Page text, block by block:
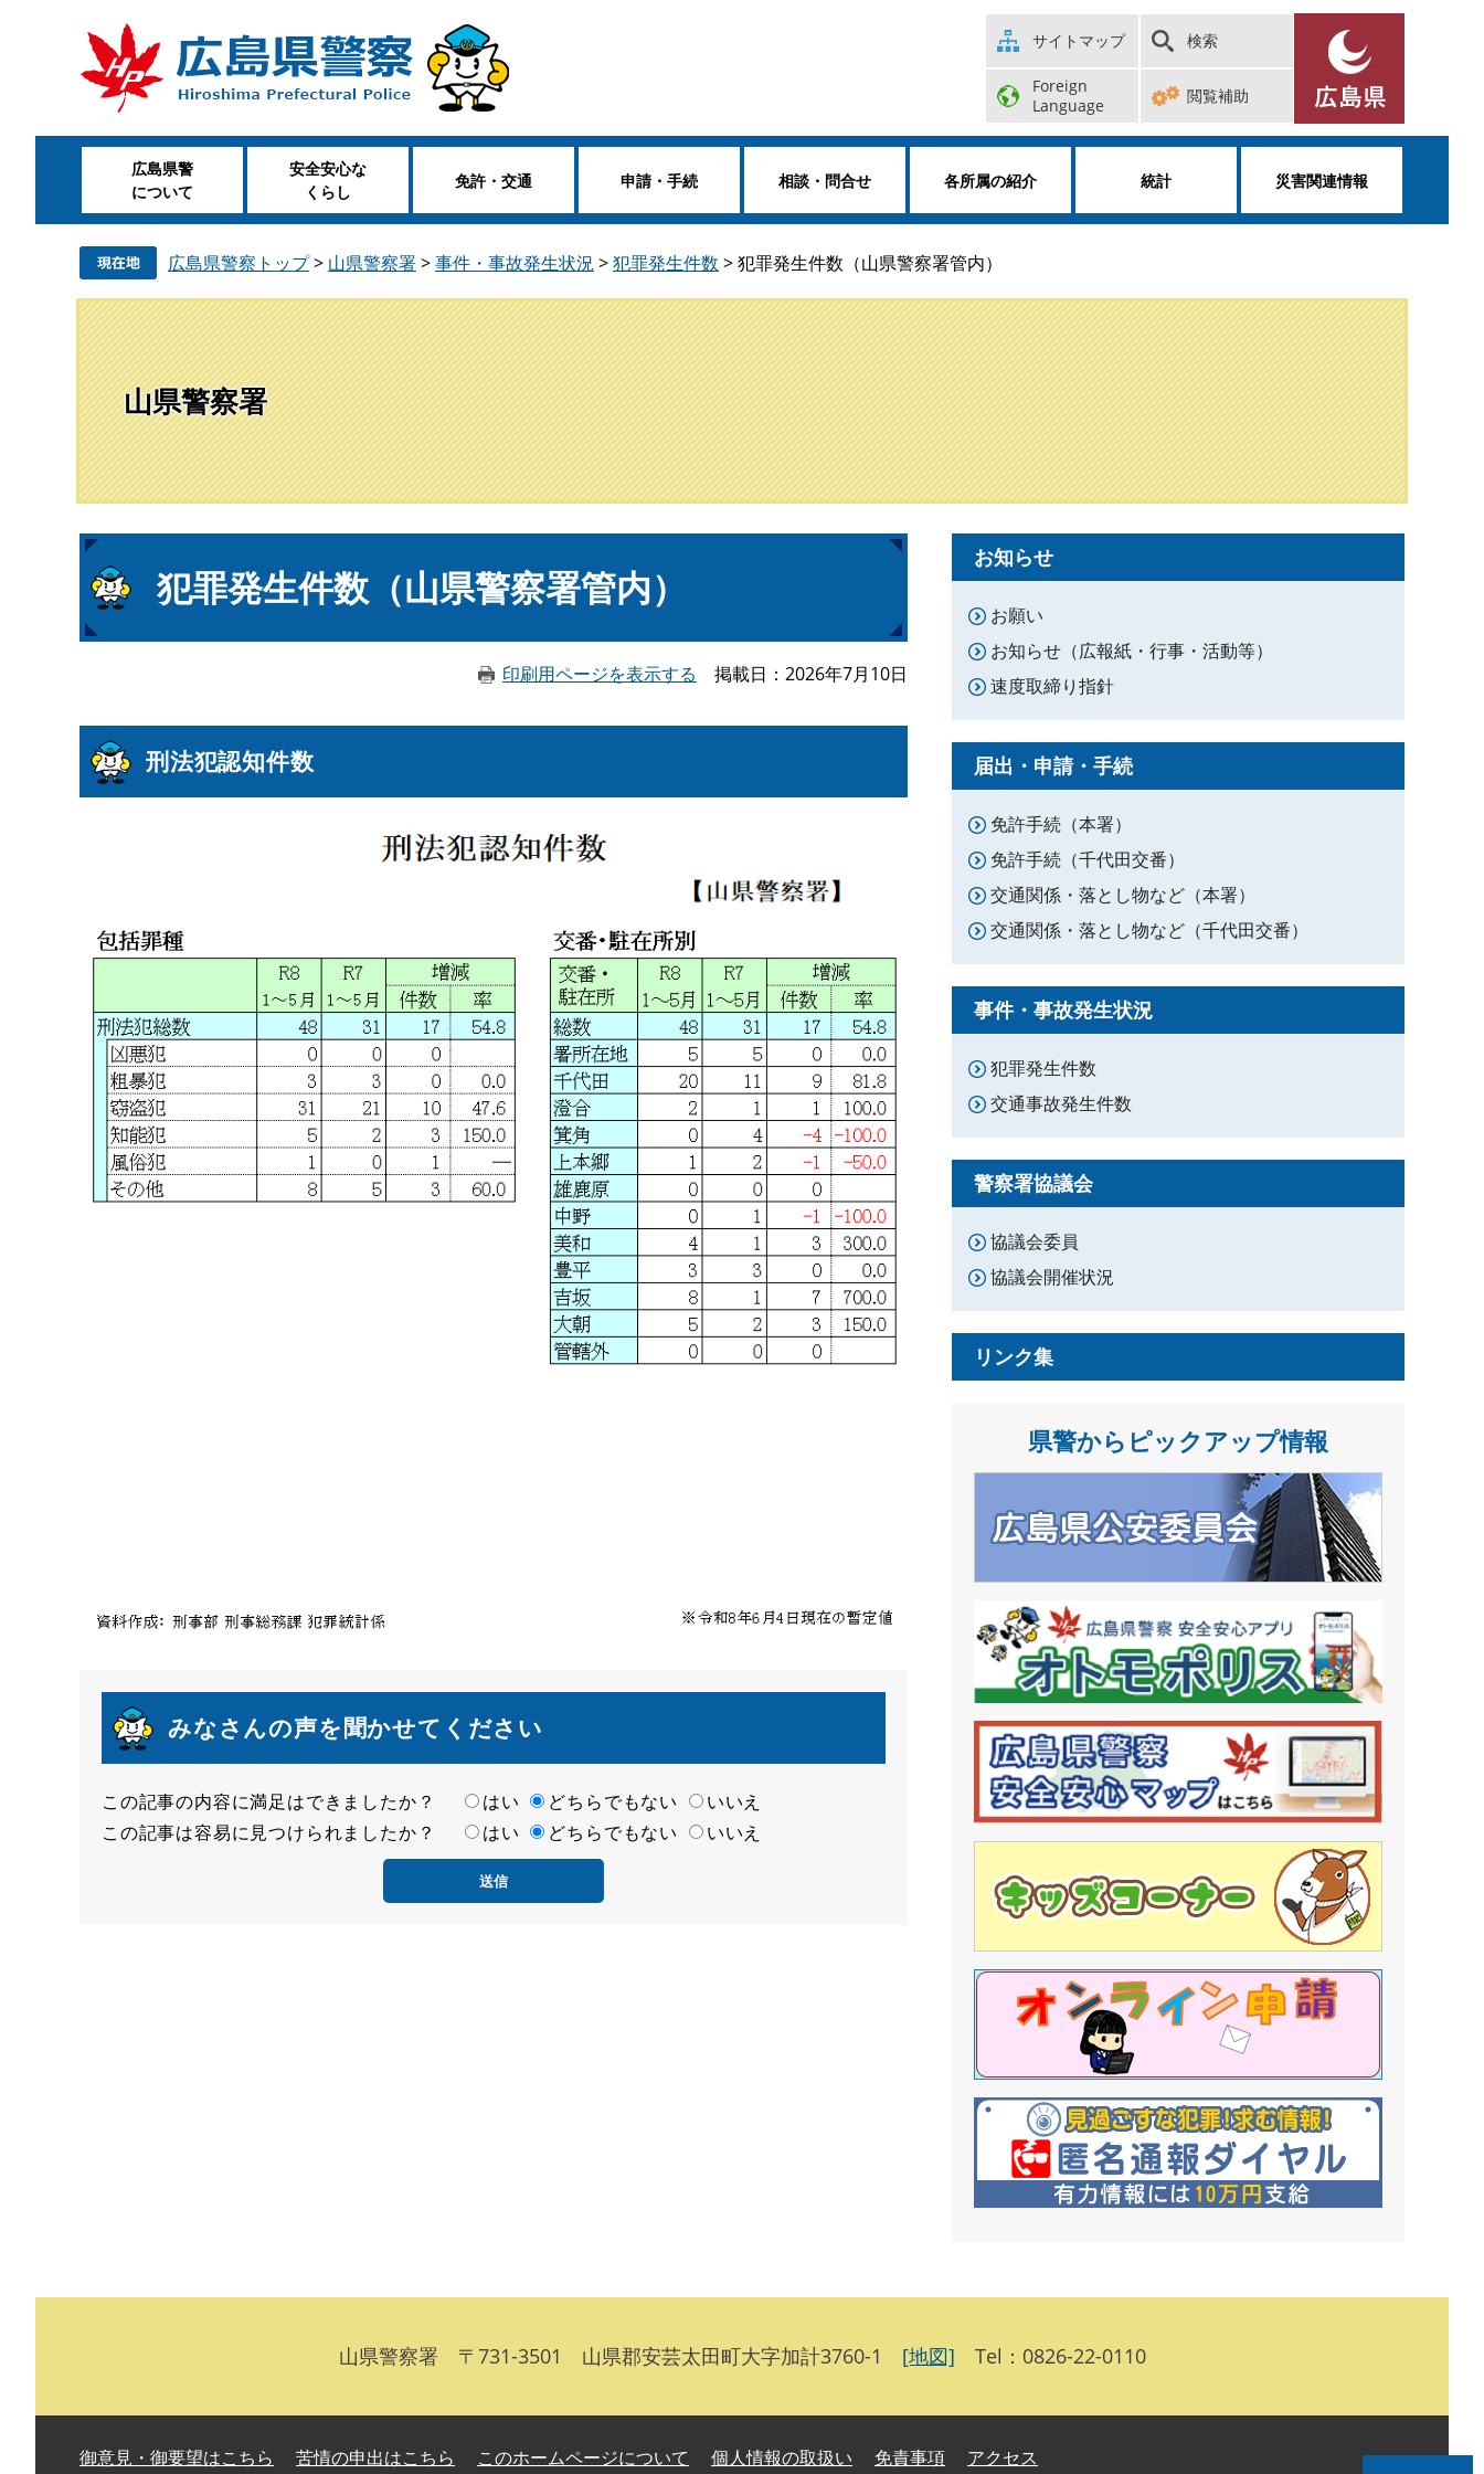
。
て
サイトマップ 検索
Foreign
Language
閲覧補助
広島県警
について
安全安心な
くらし
免許・交通 申請・手続 相談・問合せ 各所属の紹介 統計 災害関連情報
広島県警察トップ> 山県警察署>事件・事故発生状況 >犯罪発生件数 >犯罪発生件数（山県警察署管内）
山県警察署
文
犯罪発生件数（山県警察署管内）
印刷用ページを表示する 掲載日 2026年7月10日
刑法犯認知件数
みなさんの声を聞かせてください
満
足
この記事の内容に満足はできましたか？ はい どちらでもない
いいえ
容
この記事は容易に見つけられましたか？ はい どちらでもない いいえ
お知らせ
お願い
お知らせ（広報紙・行事・活動等）
速度取締り指針
届出・申請・手続
免許手続（本署）
免許手続（千代田交番）
交通関係・落とし物など（本署）
交通関係・落とし物など（千代田交番）
事件・事故発生状況
犯罪発生件数
交通事故発生件数
警察署協議会
協議会委員
協議会開催状況
リンク集
県警からピックアップ情報
山県警察署 〒731-3501 山県郡安芸太田町大字加計3760-1 [地図] Tel：0826-22-0110
御意見・御要望はこちら 苦情の申出はこちら このホームページについて 個人情報の取扱い 免責事項 アクセス